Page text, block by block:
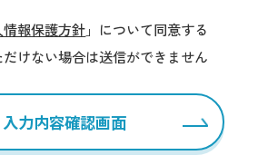
情報保護方針」について同意する
けない場合は送信ができません